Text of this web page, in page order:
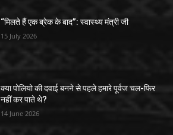
“मिलते हैं एक ब्रेक के बाद”: स्वास्थ्य मंत्री जी
15 July 2026
क्या पोलियो की दवाई बनने से पहले हमारे पूर्वज चल-फिर
नहीं कर पाते थे?
14 June 2026